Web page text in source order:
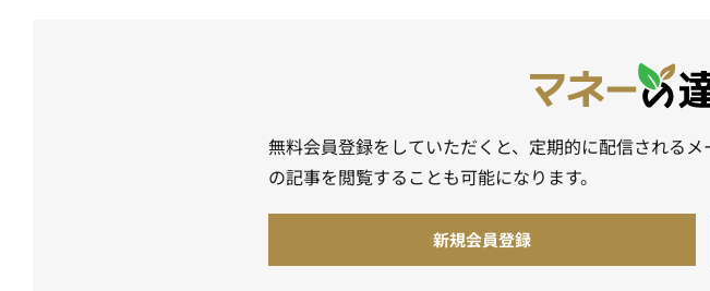
無料会員登録をしていただくと、定期的に配信される
の記事を閲覧することも可能になります。
新規会員登録